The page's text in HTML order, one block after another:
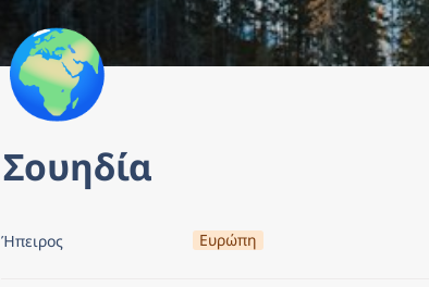
🌍
Σουηδία
Ήπειρος Ευρώπη